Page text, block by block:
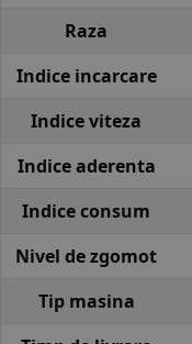
Raza
Indice incarcare
Indice viteza
Indice aderenta
Indice consum
Nivel de zgomot
Tip masina